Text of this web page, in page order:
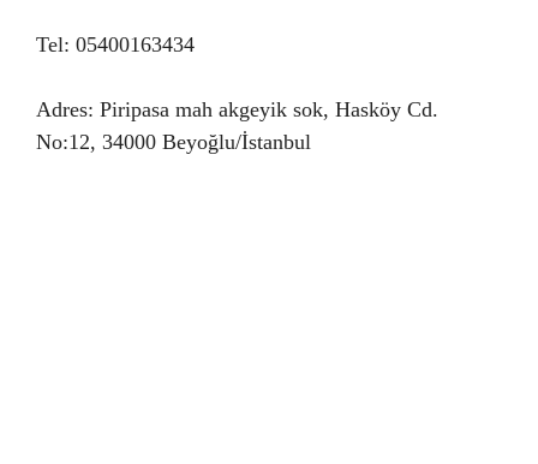
Tel: 05400163434
Adres: Piripasa mah akgeyik sok, Hasköy Cd.
No:12, 34000 Beyoğlu/İstanbul